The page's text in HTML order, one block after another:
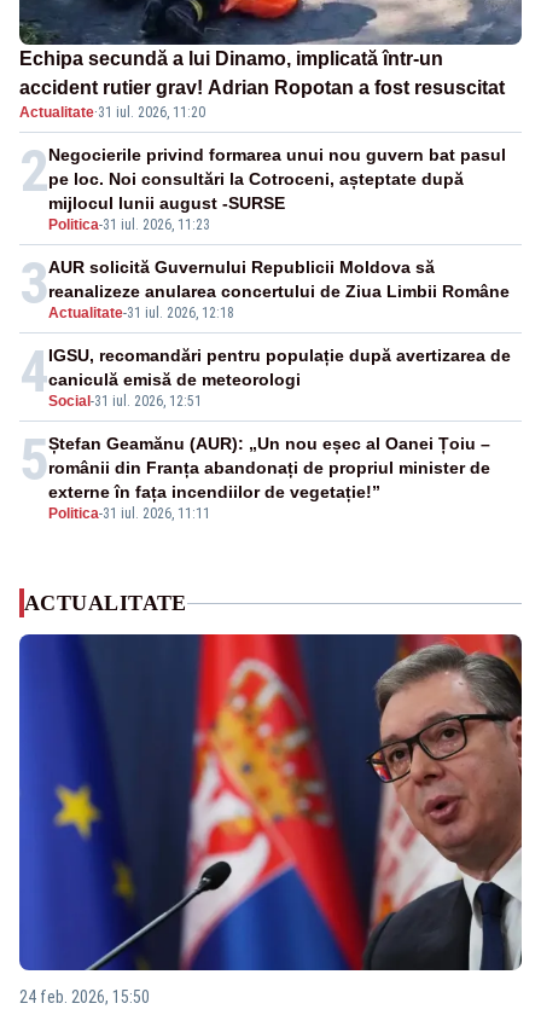
Echipa secundă a lui Dinamo, implicată într-un
accident rutier grav! Adrian Ropotan a fost resuscitat
Actualitate·31 iul. 2026, 11:20
2
Politica-31 iul. 2026, 11:23
Negocierile privind formarea unui nou guvern bat pasul
pe loc. Noi consultări la Cotroceni, așteptate după
mijlocul lunii august -SURSE
3Actualitate-31 iul. 2026, 12:18
AUR solicită Guvernului Republicii Moldova să
reanalizeze anularea concertului de Ziua Limbii Române
4Social -31 iul. 2026, 12:51
IGSU, recomandări pentru populație după avertizarea de
caniculă emisă de meteorologi
5
Politica-31 iul. 2026, 11:11
Ștefan Geamănu (AUR): „Un nou eșec al Oanei Țoiu –
românii din Franța abandonați de propriul minister de
externe în fața incendiilor de vegetație!”
ACTUALITATE
24 feb. 2026, 15:50